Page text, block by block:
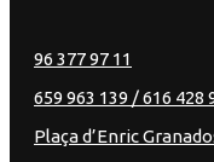
96 377 97 11
659 963 139 / 616 428
Plaça d’Enric